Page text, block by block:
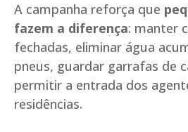
A campanha reforça que
fazem a diferença: manter
fechadas, eliminar água
pneus, guardar garrafas de
permitir a entrada dos
residências.